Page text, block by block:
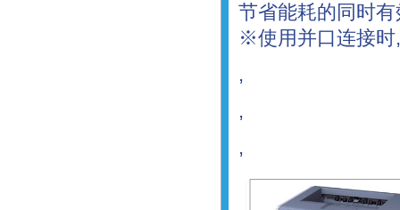
节省能耗的同时
※使用并口连接时
,
,
,